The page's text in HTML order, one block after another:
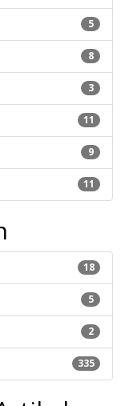
5
8
3
11
9
11
18
5
2
335